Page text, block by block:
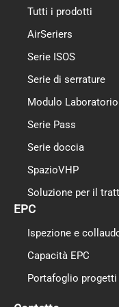
Tutti i prodotti
AirSeriers
Serie ISOS
Serie di serrature
Modulo Laboratorio
Serie Pass
Serie doccia
SpazioVHP
Soluzione per il
EPC
Ispezione e
Capacità EPC
Portafoglio progetti